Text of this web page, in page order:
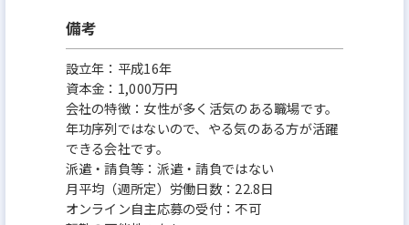
備考
設立年：平成16年
資本金：1,000万円
会社の特徴：女性が多く活気のある職場です。
年功序列ではないので、やる気のある方が活躍
できる会社です。
派遣・請負等：派遣・請負ではない
月平均（週所定）労働日数：22.8日
オンライン自主応募の受付：不可